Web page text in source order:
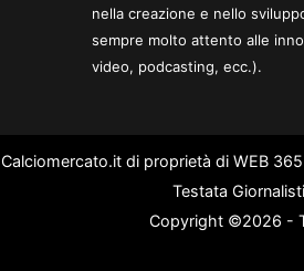
nella creazione e nello
sempre molto attento alle
video, podcasting, ecc.).
Calciomercato.it di proprietà di WEB
Testata
Copyright ©2026 -